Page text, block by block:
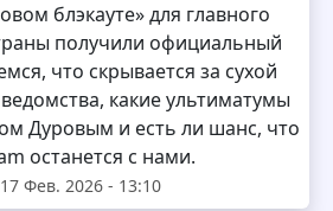
блэкауте» для главного
получили официальный
что скрывается за сухой
какие ультиматумы
Дуровым и есть ли шанс, что
останется с нами.
Фев. 2026 - 13:10